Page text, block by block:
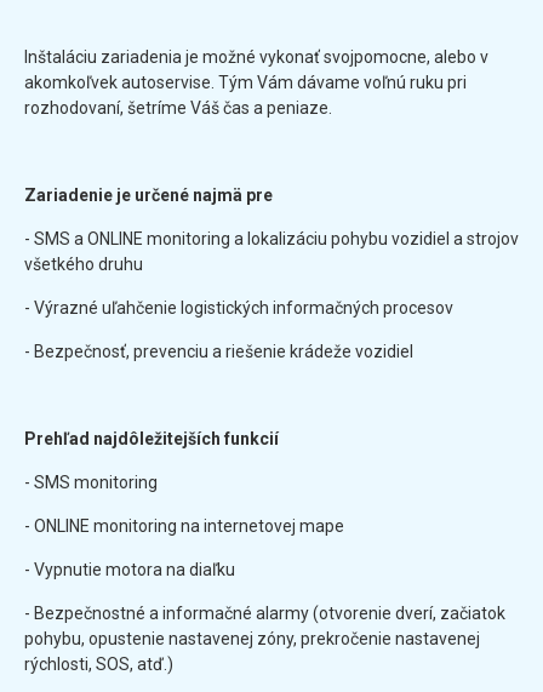
Inštaláciu zariadenia je možné vykonať svojpomocne, alebo v
akomkoľvek autoservise. Tým Vám dávame voľnú ruku pri
rozhodovaní, šetríme Váš čas a peniaze.
Zariadenie je určené najmä pre
- SMS a ONLINE monitoring a lokalizáciu pohybu vozidiel a strojov
všetkého druhu
- Výrazné uľahčenie logistických informačných procesov
- Bezpečnosť, prevenciu a riešenie krádeže vozidiel
Prehľad najdôležitejších funkcií
- SMS monitoring
- ONLINE monitoring na internetovej mape
- Vypnutie motora na diaľku
- Bezpečnostné a informačné alarmy (otvorenie dverí, začiatok
pohybu, opustenie nastavenej zóny, prekročenie nastavenej
rýchlosti, SOS, atď.)